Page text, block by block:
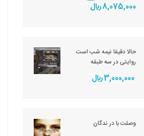
8,075,000 ريال
حالا دقیقا نیمه شب است
روایتی در سه طبقه
3,000,000 ريال
وصلت با در ندگان